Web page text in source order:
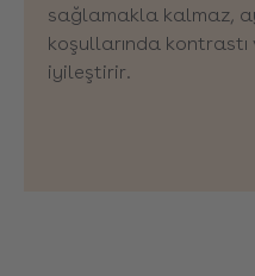
sağlamakla kalmaz,
koşullarında
iyileştirir.